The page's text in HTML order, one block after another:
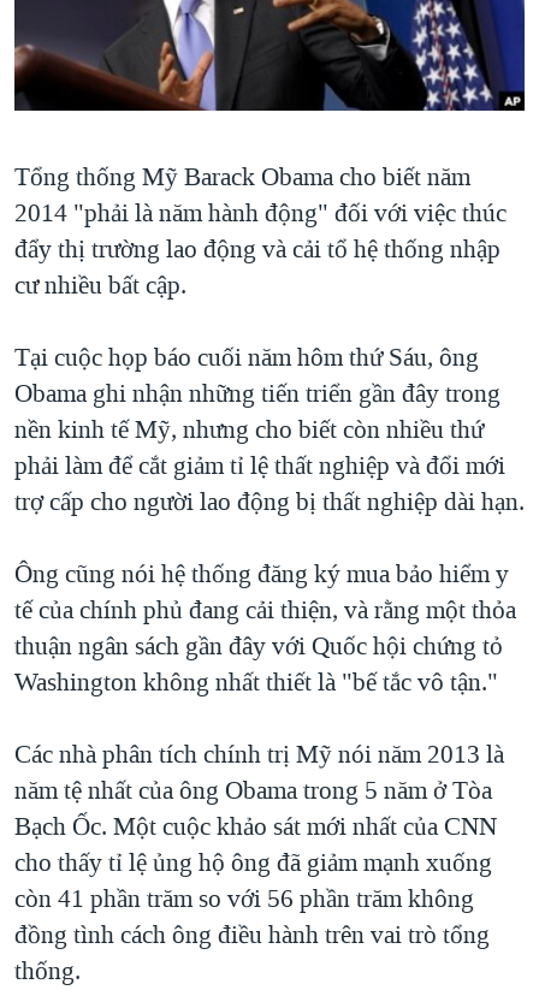
NGƯỜI VIỆT HẢI NGOẠI
ĐỜI SỐNG
KINH TẾ
VĂN HOÁ
THỂ THAO
HÀNH TRÌNH BẦU CỬ 2024
MỘT NĂM CHIẾN TRANH TẠI DẢI GAZA
NGÀY TỊ NẠN THẾ GIỚI
TRỊNH VĨNH BÌNH - NGƯỜI HẠ 'BÊN THẮNG CUỘC'
GROUND ZERO – XƯA VÀ NAY
CÁC GIÁ TRỊ CỘNG HÒA Ở VIỆT NAM
THƯỢNG ĐỈNH TRUMP-KIM TẠI VIỆT NAM
TRỊNH VĨNH BÌNH VS. CHÍNH PHỦ VIỆT NAM
NGƯ DÂN VIỆT VÀ LÀN SÓNG TRỘM HẢI SÂM
QUAN HỆ VIỆT MỸ
NGHE
Ngôn ngữ khác
Tổng thống Mỹ Barack Obama cho biết năm
2014 "phải là năm hành động" đối với việc thúc
đẩy thị trường lao động và cải tổ hệ thống nhập
cư nhiều bất cập.
Tại cuộc họp báo cuối năm hôm thứ Sáu, ông
Obama ghi nhận những tiến triển gần đây trong
nền kinh tế Mỹ, nhưng cho biết còn nhiều thứ
phải làm để cắt giảm tỉ lệ thất nghiệp và đổi mới
trợ cấp cho người lao động bị thất nghiệp dài hạn.
Ông cũng nói hệ thống đăng ký mua bảo hiểm y
tế của chính phủ đang cải thiện, và rằng một thỏa
thuận ngân sách gần đây với Quốc hội chứng tỏ
Washington không nhất thiết là "bế tắc vô tận."
Các nhà phân tích chính trị Mỹ nói năm 2013 là
năm tệ nhất của ông Obama trong 5 năm ở Tòa
Bạch Ốc. Một cuộc khảo sát mới nhất của CNN
cho thấy tỉ lệ ủng hộ ông đã giảm mạnh xuống
còn 41 phần trăm so với 56 phần trăm không
đồng tình cách ông điều hành trên vai trò tổng
thống.